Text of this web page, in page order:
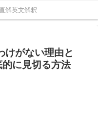
解英文解釈
けがない理由と
に見切る方法